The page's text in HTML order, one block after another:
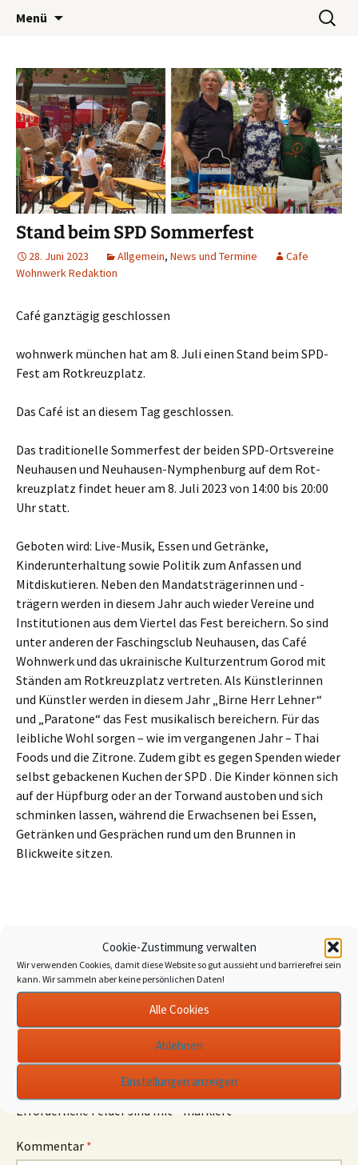
Cookie-Zustimmung verwalten
Wir verwenden Cookies, damit diese Website so gut aussieht und barrierefrei sein
kann. Wir sammeln aber keine persönlichen Daten!
Alle Cookies
Ablehnen
Einstellungen anzeigen
Café Wohnwerk
Wohnwerk München e.V.
Menü
Suchen
nach:
Stand beim SPD Sommerfest
28. Juni 2023 Allgemein, News und Termine
Cafe
Wohnwerk Redaktion
Café ganztägig geschlossen
wohnwerk münchen hat am 8. Juli einen Stand beim SPD-
Fest am Rotkreuzplatz.
Das Café ist an diesem Tag geschlossen.
Das traditionelle Sommerfest der beiden SPD-Ortsvereine
Neuhausen und Neuhausen-Nymphenburg auf dem Rot-
kreuzplatz findet heuer am 8. Juli 2023 von 14:00 bis 20:00
Uhr statt.
Geboten wird: Live-Musik, Essen und Getränke,
Kinderunterhaltung sowie Politik zum Anfassen und
Mitdiskutieren. Neben den Mandatsträgerinnen und -
trägern werden in diesem Jahr auch wieder Vereine und
Institutionen aus dem Viertel das Fest bereichern. So sind
unter anderen der Faschingsclub Neuhausen, das Café
Wohnwerk und das ukrainische Kulturzentrum Gorod mit
Ständen am Rotkreuzplatz vertreten. Als Künstlerinnen
und Künstler werden in diesem Jahr „Birne Herr Lehner“
und „Paratone“ das Fest musikalisch bereichern. Für das
leibliche Wohl sorgen – wie im vergangenen Jahr – Thai
Foods und die Zitrone. Zudem gibt es gegen Spenden wieder
selbst gebackenen Kuchen der SPD . Die Kinder können sich
auf der Hüpfburg oder an der Torwand austoben und sich
schminken lassen, während die Erwachsenen bei Essen,
Getränken und Gesprächen rund um den Brunnen in
Blickweite sitzen.
Beitragsnavigation
Inklusionswoche Neuhausen – Nymphenburg
Frühstück→
Schreibe einen Kommentar
Deine E-Mail-Adresse wird nicht veröffentlicht.
Erforderliche Felder sind mit
markiert
Kommentar *